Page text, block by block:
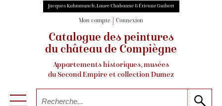
Jacques Kuhnmunch, Laure Chabanne & Étienne Guibert
Mon compte Connexion
Catalogue des peintures
du château de Compiègne
Appartements historiques, musées
du Second Empire et collection Dumez